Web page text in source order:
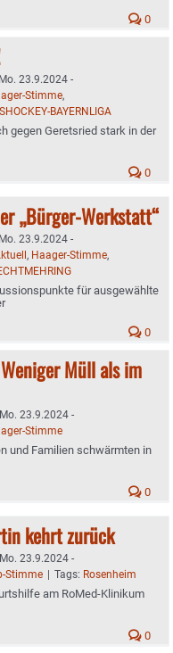
0
Mo. 23.9.2024 -
Stimme,
BAYERNLIGA
gegen Geretsried stark in der
0
„Bürger-Werkstatt“
Mo. 23.9.2024 -
, Haager-Stimme,
für ausgewählte
0
Müll als im
Mo. 23.9.2024 -
Stimme
und Familien schwärmten in
0
kehrt zurück
Mo. 23.9.2024 -
Stimme | Tags: Rosenheim
am RoMed-Klinikum
0